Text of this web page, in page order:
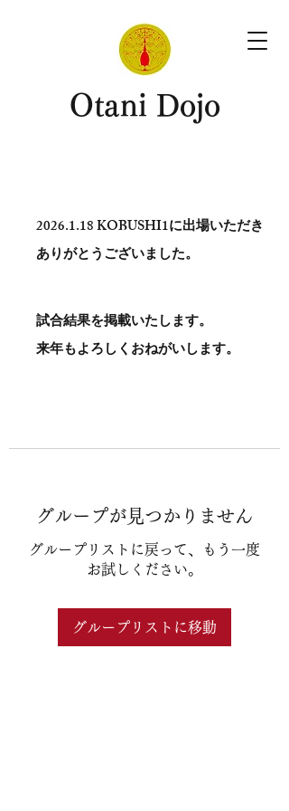
​Otani Dojo
2026.1.18KOBUSHI1に出場いただき
ありがとう​ございました。
試合結果を掲載いたします。
​来年もよろしくおねがいします。
グループが見つかりません
グループリストに戻って、もう一度
お試しください。
グループリストに移動